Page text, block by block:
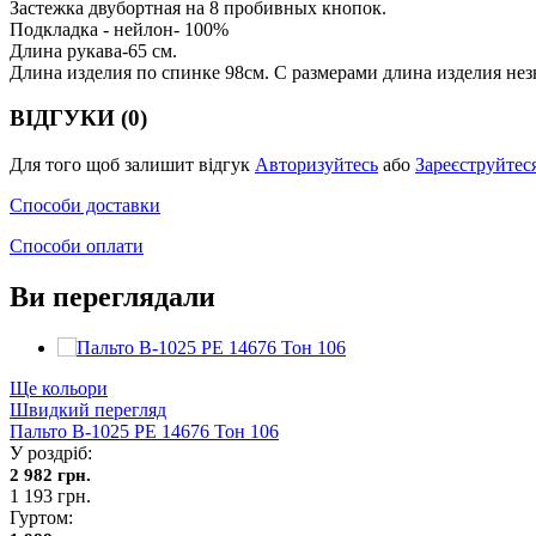
Застежка двубортная на 8 пробивных кнопок.
Подкладка - нейлон- 100%
Длина рукава-65 см.
Длина изделия по спинке 98см. С размерами длина изделия
ВІДГУКИ (0)
Для того щоб залишит відгук Авторизуйтесь або
Способи доставки
Способи оплати
Ви переглядали
Ще кольори
Швидкий перегляд
Пальто В-1025 PE 14676 Тон 106
У роздріб:
2 982 грн.
1 193 грн.
Гуртом: